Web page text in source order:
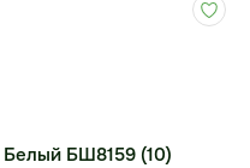
БШ8159 (10)